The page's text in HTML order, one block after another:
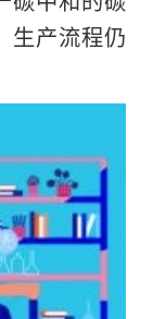
生产流程仍